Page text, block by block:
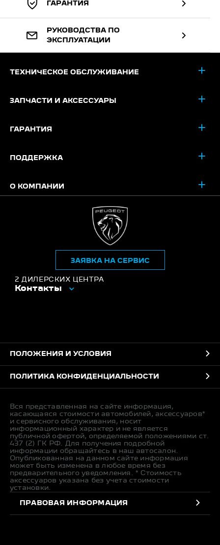
ГАРАНТИЯ
РУКОВОДСТВА ПО
ЭКСПЛУАТАЦИИ
ТЕХНИЧЕСКОЕ ОБСЛУЖИВАНИЕ
ЗАПЧАСТИ И АКСЕССУАРЫ
ГАРАНТИЯ
ПОДДЕРЖКА
О КОМПАНИИ
2 ДИЛЕРСКИХ ЦЕНТРА
Контакты
ЗАЯВКА НА СЕРВИС
ПОЛОЖЕНИЯ И УСЛОВИЯ
ПОЛИТИКА КОНФИДЕНЦИАЛЬНОСТИ
Вся представленная на сайте информация,
касающаяся стоимости автомобилей, аксессуаров*
и сервисного обслуживания, носит
информационный характер и не является
публичной офертой, определяемой положениями ст.
437 (2) ГК РФ. Для получения подробной
информации обращайтесь в наш автосалон.
Опубликованная на данном сайте информация
может быть изменена в любое время без
предварительного уведомления. * Стоимость
аксессуаров указана без учета стоимости
установки.
ПРАВОВАЯ ИНФОРМАЦИЯ